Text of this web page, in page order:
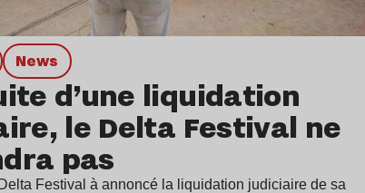
news
d’une liquidation
le Delta Festival ne
pas
Festival à annoncé la liquidation judiciaire de sa